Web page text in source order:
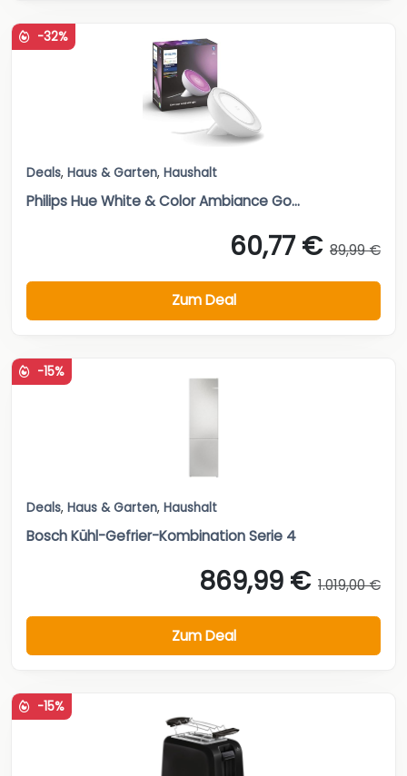
-32%
Deals, Haus & Garten, Haushalt
Philips Hue White & Color Ambiance Go...
60,77 € 89,99 €
Zum Deal
-15%
Deals, Haus & Garten, Haushalt
Bosch Kühl-Gefrier-Kombination Serie 4
869,99 € 1.019,00 €
Zum Deal
-15%